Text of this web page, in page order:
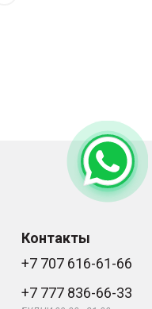
Контакты
+7 707 616-61-66
+7 777 836-66-33